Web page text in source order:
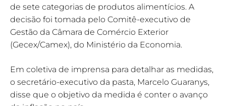
de sete categorias de produtos alimentícios. A
decisão foi tomada pelo Comitê-executivo de
Gestão da Câmara de Comércio Exterior
(Gecex/Camex), do Ministério da Economia.
Em coletiva de imprensa para detalhar as medidas,
o secretário-executivo da pasta, Marcelo Guaranys,
disse que o objetivo da medida é conter o avanço